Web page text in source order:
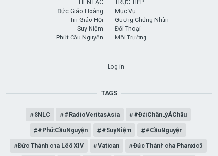
LIÊN LẠC
Đức Giáo Hoàng
Tin Giáo Hội
Suy Niệm
Phút Cầu Nguyện
TRỰC TIẾP
Mục Vụ
Gương Chứng Nhân
Đối Thoại
Môi Trường
Log in
TAGS
SNLC #RadioVeritasAsia #ĐàiChânLýÁChâu
#PhútCầuNguyện #SuyNiệm #CầuNguyện
Đức Thánh cha Lêô XIV Vatican Đức Thánh cha Phanxicô